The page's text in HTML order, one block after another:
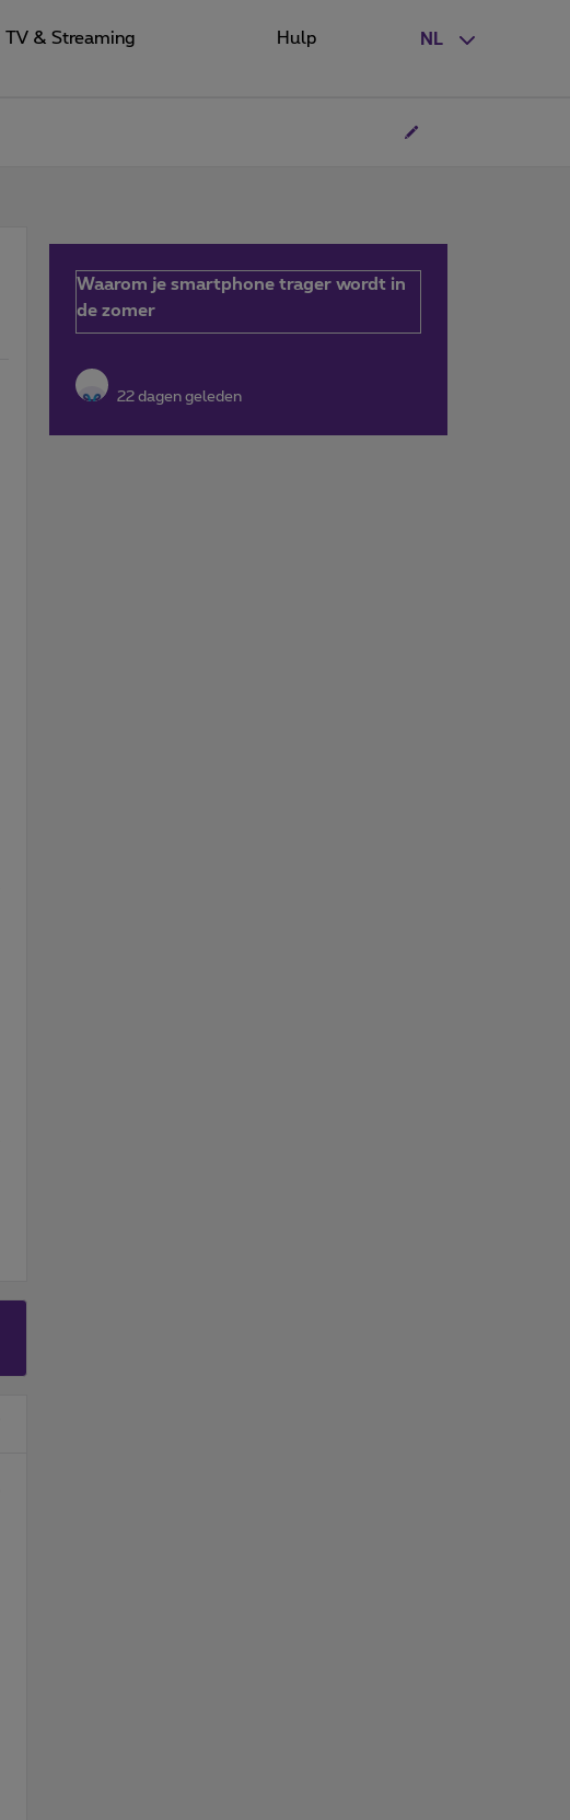
NL
TV & Streaming Hulp
Waarom je smartphone trager wordt in
de zomer
22 dagen geleden